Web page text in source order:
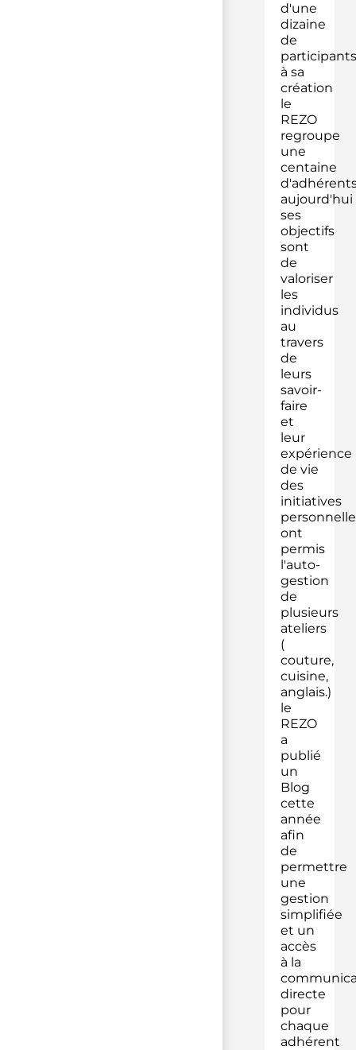
d'une
dizaine
de
participants
à sa
création
le
REZO
regroupe
une
centaine
aujourd'hui
ses
objectifs
sont
de
valoriser
les
individus
au
travers
de
leurs
savoir-
faire
et
leur
expérience
de vie
des
initiatives
ont
permis
l'auto-
gestion
de
plusieurs
ateliers
(
couture,
cuisine,
anglais.)
le
REZO
a
publié
un
Blog
cette
année
afin
de
permettre
une
gestion
simplifiée
et un
accès
à la
directe
pour
chaque
adhérent